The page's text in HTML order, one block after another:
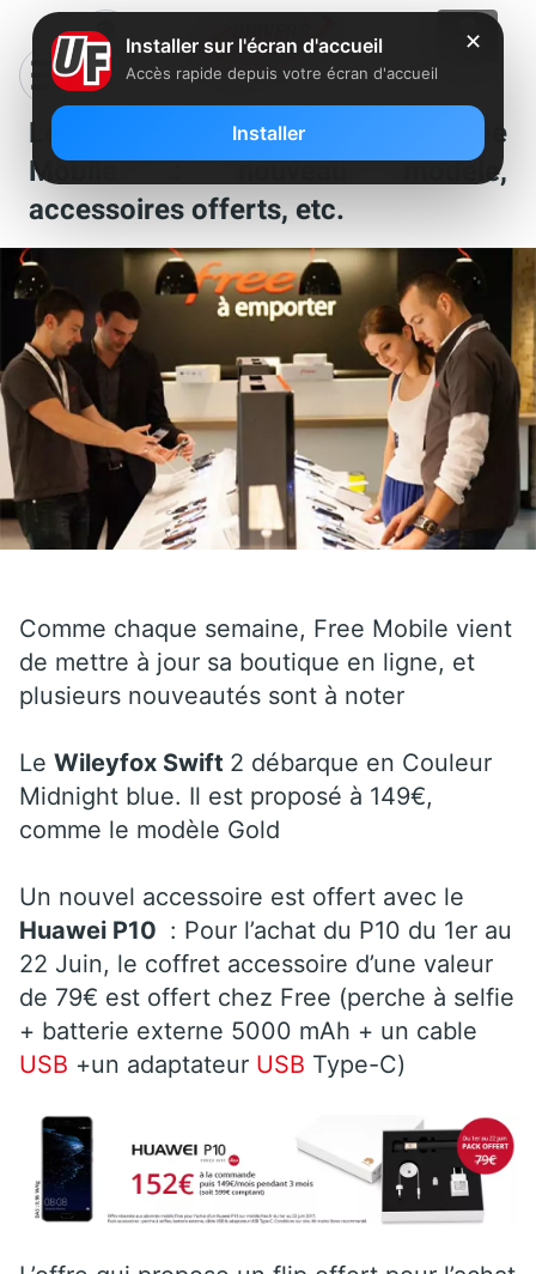
Les évolutions de la boutique Free
Mobile : nouveau modèle,
accessoires offerts, etc.
Comme chaque semaine, Free Mobile vient
de mettre à jour sa boutique en ligne, et
plusieurs nouveautés sont à noter
Le Wileyfox Swift 2 débarque en Couleur
Midnight blue. Il est proposé à 149€,
comme le modèle Gold
Un nouvel accessoire est offert avec le
Huawei P10 : Pour l’achat du P10 du 1er au
22 Juin, le coffret accessoire d’une valeur
de 79€ est offert chez Free (perche à selfie
+ batterie externe 5000 mAh + un cable
USB +un adaptateur USB Type-C)
✕
Installer sur l'écran d'accueil
Accès rapide depuis votre écran d'accueil
Installer